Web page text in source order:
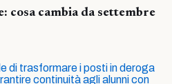
cosa cambia da settembre